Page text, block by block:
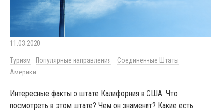
11.03.2020
Туризм Популярные направления
Соединенные Штаты
Америки
Интересные факты о штате Калифорния в США. Что
посмотреть в этом штате? Чем он знаменит? Какие есть